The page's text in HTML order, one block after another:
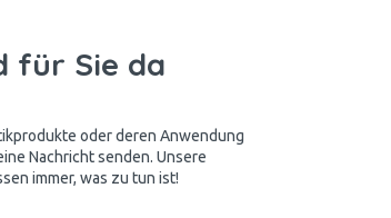
für Sie da
oder deren Anwendung
Nachricht senden. Unsere
immer, was zu tun ist!